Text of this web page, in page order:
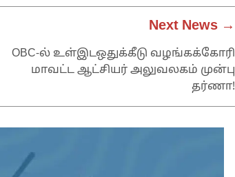
Next News →
OBC-ல் உள்இடஒதுக்கீடு வழங்கக்கோரி
மாவட்ட ஆட்சியர் அலுவலகம் முன்பு
தர்ணா!